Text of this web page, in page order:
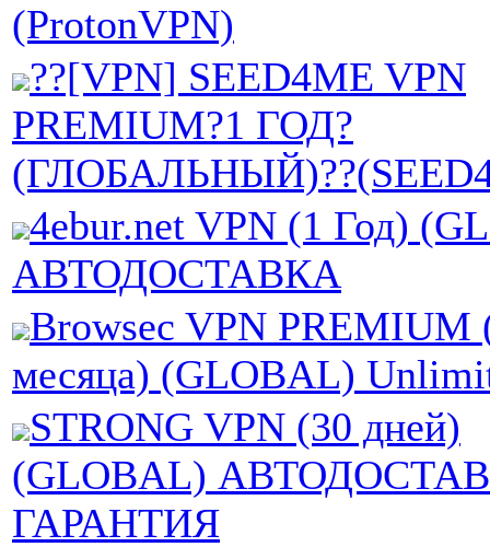
(ProtonVPN)
??[VPN] SEED4ME VPN
PREMIUM?1 ГОД?
4ebur.net VPN (1 Год)
АВТОДОСТАВКА
Browsec VPN PREMIUM
месяца) (GLOBAL)
STRONG VPN (30 дней)
(GLOBAL)
ГАРАНТИЯ